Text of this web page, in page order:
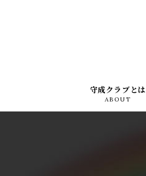
守成クラブとは
ABOUT